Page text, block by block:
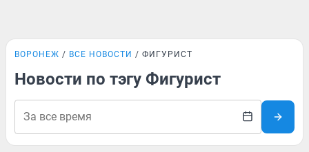
ВОРОНЕЖ ВСЕ НОВОСТИ ФИГУРИСТ
Новости по тэгу Фигурист